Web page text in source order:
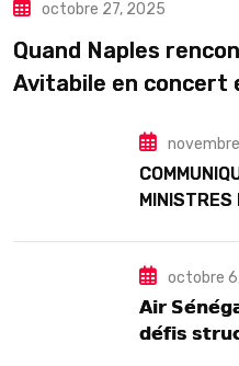
TOURISME
octobre 27, 2025
Quand Naples
Avitabile en concert
MINISTRES
octobre
𝗔𝗶𝗿
𝗱𝗲́𝗳𝗶𝘀